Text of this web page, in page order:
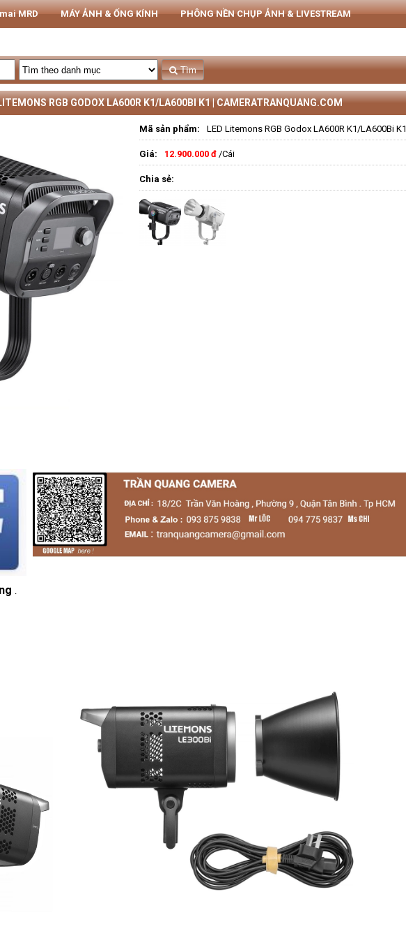
MRD MÁY ẢNH & ỐNG KÍNH PHÔNG NỀN CHỤP ẢNH & LIVESTREAM
Tìm
RGB GODOX LA600R K1/LA600BI K1 | CAMERATRANQUANG.COM
Mã sản phẩm: LED Litemons RGB Godox LA600R K1/LA600Bi K1
Giá: 12.900.000 đ /Cái
Chia sẻ: